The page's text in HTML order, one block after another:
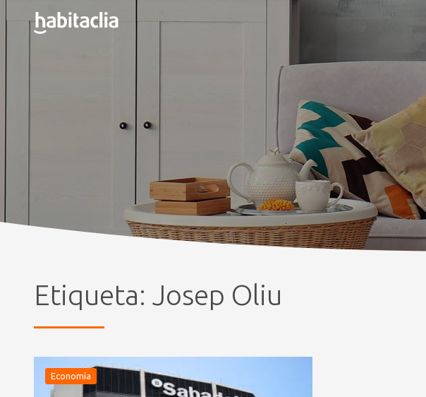
Etiqueta: Josep Oliu
Economía